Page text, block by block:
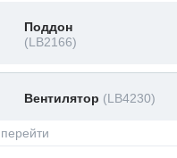
Поддон
(LB2166)
Вентилятор (LB4230)
, перейти